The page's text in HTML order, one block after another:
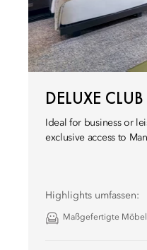
DELUXE
Ideal for business or
exclusive access to
Highlights umfassen:
Maßgefertigte Möbel